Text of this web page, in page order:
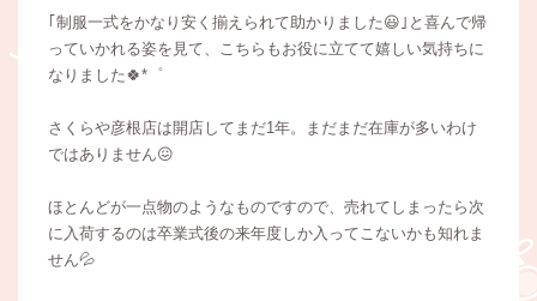
｢制服一式をかなり安く揃えられて助かりました😃｣と喜んで帰
っていかれる姿を見て、こちらもお役に立てて嬉しい気持ちに
なりました🍀*゜
さくらや彦根店は開店してまだ1年。まだまだ在庫が多いわけ
ではありません😖
ほとんどが一点物のようなものですので、売れてしまったら次
に入荷するのは卒業式後の来年度しか入ってこないかも知れま
せん💦